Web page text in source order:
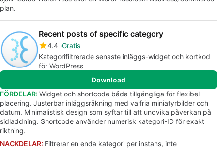
plan.
Recent posts of specific category
4.4 Gratis
Kategorifiltrerade senaste inläggs-widget och kortkod
för WordPress
Download
FÖRDELAR: Widget och shortcode båda tillgängliga för flexibel
placering. Justerbar inläggsräkning med valfria miniatyrbilder och
datum. Minimalistisk design som syftar till att undvika påverkan på
sidladdning. Shortcode använder numerisk kategori-ID för exakt
riktning.
NACKDELAR: Filtrerar en enda kategori per instans, inte